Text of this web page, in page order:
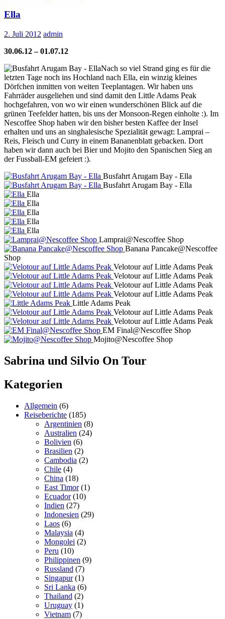
Ella
2. Juli 2012 admin
30.06.12 – 01.07.12
Nach so viel Strand ging es für die
letzten Tage noch ins Hochland nach Ella, ein winzig kleines
Dörfchen inmitten von weiten Teeplantagen. Wir haben uns
Fahrräder ausgeliehen und sind damit den Little Adams Peak
hochgefahren, von wo wir einen wunderschönen Blick auf die
grünen Teefelder hatten, bis uns der Monsoon-Regen einholte :). Im
Nescoffee Shop haben wir den bisher besten Kaffee der Insel
erhalten und uns an singhalesische Spezialität gewagt: Lamprai –
Reis, Fleisch und Curry in einem Bananenblatt gebacken. Dort
haben wir dann auch bei Bier und Mojito den Spanischen Sieg an
der Fussball-EM gefeiert :).
Busfahrt Arugam Bay - Ella
Busfahrt Arugam Bay - Ella
Ella
Ella
Ella
Ella
Ella
Lamprai@Nescoffee Shop
Banana Pancake@Nescoffee
Shop
Velotour auf Little Adams Peak
Velotour auf Little Adams Peak
Velotour auf Little Adams Peak
Velotour auf Little Adams Peak
Little Adams Peak
Velotour auf Little Adams Peak
Velotour auf Little Adams Peak
EM Final@Nescoffee Shop
Mojito@Nescoffee Shop
Sabrina und Silvio On Tour
Kategorien
Allgemein (6)
Reiseberichte (185)
Argentinien (8)
Australien (24)
Bolivien (6)
Brasilien (2)
Cambodia (2)
Chile (4)
China (18)
East Timor(1)
Ecuador(10)
Indien (27)
Indonesien (29)
Laos (6)
Malaysia (4)
Mongolei (2)
Peru (10)
Philippinen (9)
Russland (7)
Singapur(1)
Sri Lanka (6)
Thailand (2)
Uruguay (1)
Vietnam (7)